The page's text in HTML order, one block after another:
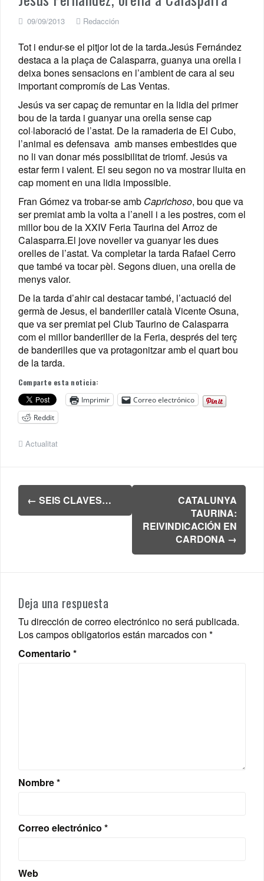
09/09/2013 Redacción
Tot i endur-se el pitjor lot de la tarda.Jesús Fernández
destaca a la plaça de Calasparra, guanya una orella i
deixa bones sensacions en l’ambient de cara al seu
important compromís de Las Ventas.
Jesús va ser capaç de remuntar en la lidia del primer
bou de la tarda i guanyar una orella sense cap
col·laboració de l’astat. De la ramaderia de El Cubo,
l’animal es defensava amb manses embestides que
no li van donar més possibilitat de triomf. Jesús va
estar ferm i valent. El seu segon no va mostrar lluita en
cap moment en una lidia impossible.
Fran Gómez va trobar-se amb Caprichoso, bou que va
ser premiat amb la volta a l’anell i a les postres, com el
millor bou de la XXIV Feria Taurina del Arroz de
Calasparra.El jove noveller va guanyar les dues
orelles de l’astat. Va completar la tarda Rafael Cerro
que també va tocar pèl. Segons diuen, una orella de
menys valor.
De la tarda d’ahir cal destacar també, l’actuació del
germà de Jesus, el banderiller català Vicente Osuna,
que va ser premiat pel Club Taurino de Calasparra
com el millor banderiller de la Feria, després del terç
de banderilles que va protagonitzar amb el quart bou
de la tarda.
Comparte esta noticia:
Imprimir
Correo electrónico
Reddit
Actualitat
Navegación
de← SEIS CLAVES…
CATALUNYA
TAURINA:
REIVINDICACIÓN EN
CARDONA →
Deja una respuesta
Tu dirección de correo electrónico no será publicada.
Los campos obligatorios están marcados con *
Comentario *
Nombre*
Correo electrónico *
Web